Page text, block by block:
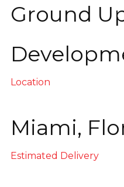
Ground
Location
Miami,
Estimated Delivery